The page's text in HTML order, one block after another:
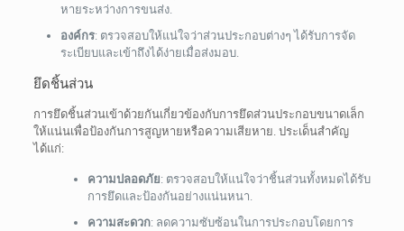
หายระหว่างการขนส่ง.
องค์กร: ตรวจสอบให้แน่ใจว่าส่วนประกอบต่างๆ ได้รับการจัด
ระเบียบและเข้าถึงได้ง่ายเมื่อส่งมอบ.
ยึดชิ้นส่วน
การยึดชิ้นส่วนเข้าด้วยกันเกี่ยวข้องกับการยึดส่วนประกอบขนาดเล็ก
ให้แน่นเพื่อป้องกันการสูญหายหรือความเสียหาย. ประเด็นสำคัญ
ได้แก่:
ความปลอดภัย: ตรวจสอบให้แน่ใจว่าชิ้นส่วนทั้งหมดได้รับ
การยึดและป้องกันอย่างแน่นหนา.
ความสะดวก: ลดความซับซ้อนในการประกอบโดยการ